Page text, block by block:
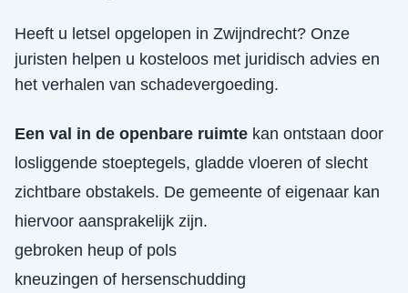
Heeft u letsel opgelopen in Zwijndrecht? Onze
juristen helpen u kosteloos met juridisch advies en
het verhalen van schadevergoeding.
Een val in de openbare ruimte kan ontstaan door
losliggende stoeptegels, gladde vloeren of slecht
zichtbare obstakels. De gemeente of eigenaar kan
hiervoor aansprakelijk zijn.
gebroken heup of pols
kneuzingen of hersenschudding